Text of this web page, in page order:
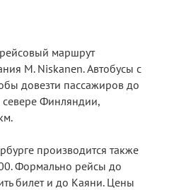
маршрут
M. Niskanen. Автобусы с
довезти пассажиров до
Финляндии,
производится также
Формально рейсы до
билет и до Каяни. Цены